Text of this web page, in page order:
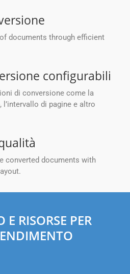
documents through efficient
configurabili
di conversione come la
di pagine e altro
converted documents with
E RISORSE PER